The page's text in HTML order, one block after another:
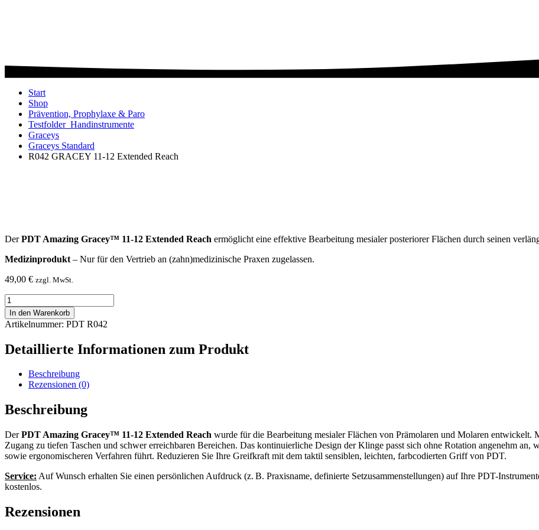
Start
Shop
Prävention, Prophylaxe & Paro
Testfolder_Handinstrumente
Graceys
Graceys Standard
R042 GRACEY 11-12 Extended Reach
DerPDT Amazing Gracey™ 11-12 Extended Reach ermöglicht eine effektive Bearbeitung mesialer posteriorer Flächen durch seinen
Medizinprodukt – Nur für den Vertrieb an (zahn)medizinische Praxen zugelassen.
49,00 € zzgl. MwSt.
R042
GRACEY
11-
12
Reach
In den Warenkorb
Artikelnummer: PDT R042
Detaillierte Informationen zum Produkt
Beschreibung
Rezensionen (0)
Beschreibung
DerPDT Amazing Gracey™ 11-12 Extended Reach wurde für die Bearbeitung mesialer Flächen von Prämolaren und Molaren entwickelt.
Zugang zu tiefen Taschen und schwer erreichbaren Bereichen. Das kontinuierliche Design der Klinge passt sich ohne Rotation angenehm
sowie ergonomischeren Verfahren führt. Reduzieren Sie Ihre Greifkraft mit dem taktil sensiblen, leichten, farbcodierten Griff von PDT.
Service: Auf Wunsch erhalten Sie einen persönlichen Aufdruck (z. B. Praxisname, definierte Setzusammenstellungen) auf Ihre PDT-
kostenlos.
Rezensionen